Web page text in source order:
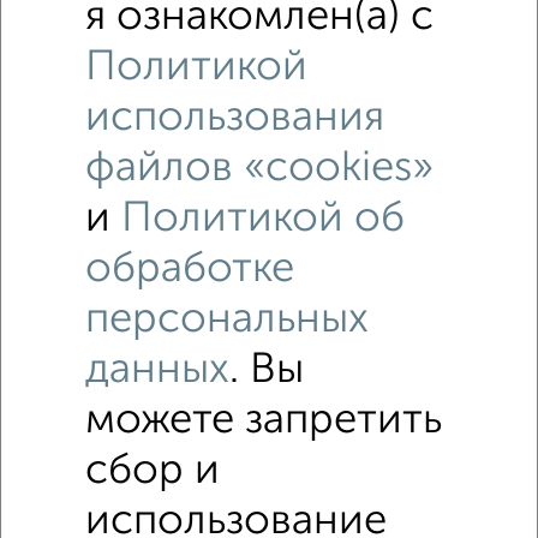
3-к квартира, посуточно, 120м², 10/17 этаж
в сутки
Северный район, мкр. Метеостанция, проспект Победы 14
2-к квартира, посуточно, 64м², 10/12 этаж
я ознакомлен(а) с
Политикой
использования
файлов «cookies»
и
Политикой об
обработке
персональных
данных. Вы
можете запретить
сбор и
использование